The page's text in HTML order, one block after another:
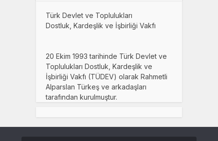
Türk Devlet ve Toplulukları
Dostluk, Kardeşlik ve İşbirliği Vakfı
20 Ekim 1993 tarihinde Türk Devlet ve
Toplulukları Dostluk, Kardeşlik ve
İşbirliği Vakfı (TÜDEV) olarak Rahmetli
Alparslan Türkeş ve arkadaşları
tarafından kurulmuştur.